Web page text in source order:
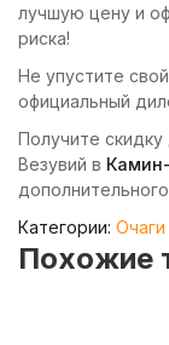
лучшую цену и
риска!
Не упустите
официальный
Получите
Везувий в
Категории:
Похожие